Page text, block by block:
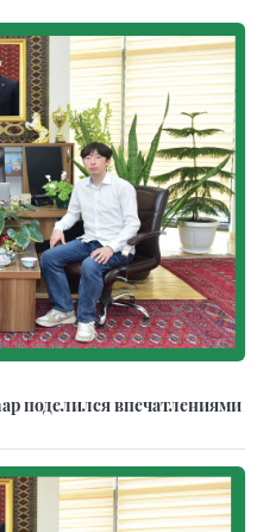
поделился впечатлениями